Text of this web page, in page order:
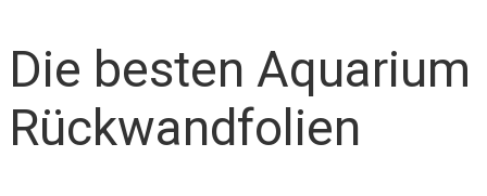
Die besten Aquarium
Rückwandfolien